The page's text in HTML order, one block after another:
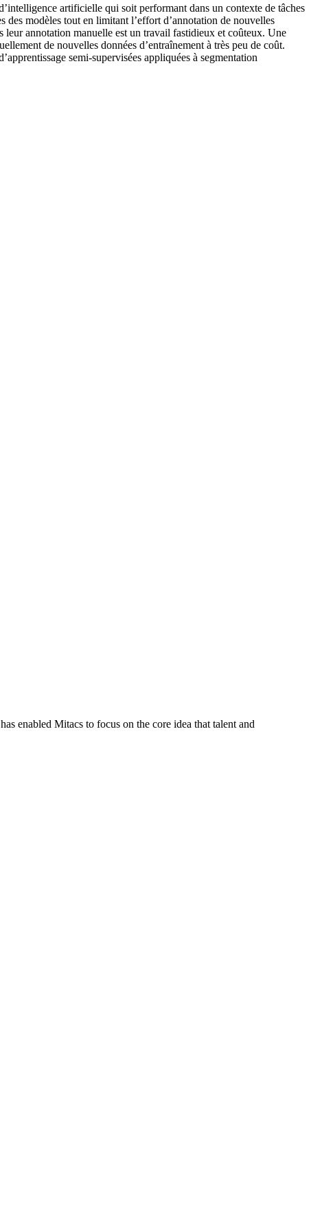
artificielle qui soit performant dans un contexte de tâches
modèles tout en limitant l’effort d’annotation de nouvelles
leur annotation manuelle est un travail fastidieux et coûteux. Une
de nouvelles données d’entraînement à très peu de coût.
semi-supervisées appliquées à segmentation
enabled Mitacs to focus on the core idea that talent and